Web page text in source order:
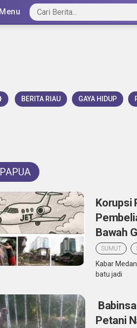
Menu
BERITA RIAU GAYA HIDUP
PAPUA
Korupsi
Bawah
SUMUT
Kabar
batu jadi
Petani